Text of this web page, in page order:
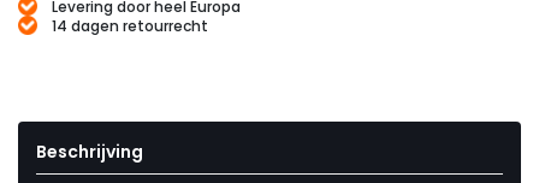
Levering door heel Europa
14 dagen retourrecht
Beschrijving